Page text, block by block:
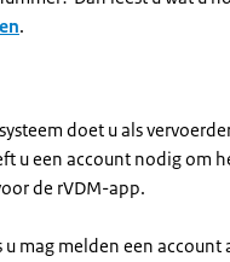
.
doet u als
u een account nodig om
de rVDM-app.
mag melden een account